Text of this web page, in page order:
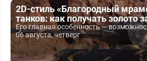
2D-стиль «Благородный
танков: как получать золото
Его главная особенность —
06 августа, четверг